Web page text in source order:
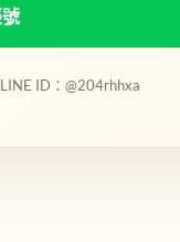
LINE ID：@204rhhxa